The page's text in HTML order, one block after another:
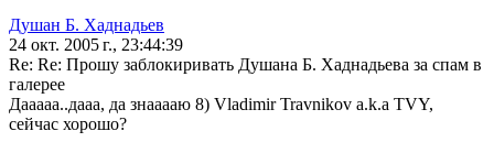
Душан Б. Хаднадьев
24 окт. 2005 г., 23:44:39
Re: Re: Прошу заблокиривать Душана Б. Хаднадьева за спам в
галерее
Дааааа..дааа, да знааааю 8) Vladimir Travnikov a.k.a TVY,
сейчас хорошо?